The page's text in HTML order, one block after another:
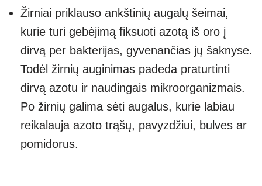
Žirniai priklauso ankštinių augalų šeimai,
kurie turi gebėjimą fiksuoti azotą iš oro į
dirvą per bakterijas, gyvenančias jų šaknyse.
Todėl žirnių auginimas padeda praturtinti
dirvą azotu ir naudingais mikroorganizmais.
Po žirnių galima sėti augalus, kurie labiau
reikalauja azoto trąšų, pavyzdžiui, bulves ar
pomidorus.